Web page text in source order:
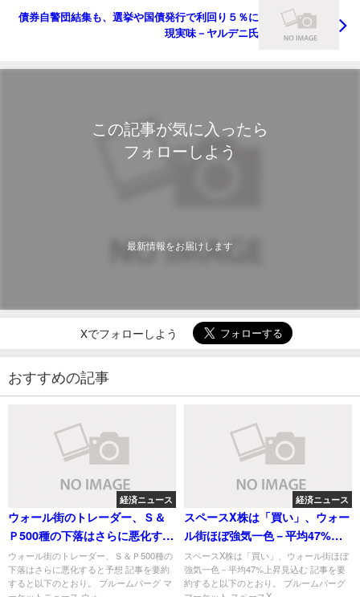
債券自警団結集も、選挙や国債発行で利回り５％に
現実味－ヤルデニ氏
この記事が気に入ったら
フォローしよう
最新情報をお届けします
Xでフォローしよう
おすすめの記事
経済ニュース
ウォール街のトレーダー、Ｓ＆
Ｐ500種の下落はさらに悪化する
と予想
ウォール街のトレーダー、Ｓ＆Ｐ500種の
下落はさらに悪化すると予想 記事を要約
すると以下のとおり。 ブルームバーグ マ
経済ニュース
スペースX株は「買い」、ウォー
ル街ほぼ強気一色－平均47%上
昇見込む
スペースX株は「買い」、ウォール街ほぼ
強気一色－平均47%上昇見込む 記事を要
約すると以下のとおり。 ブルームバーグ